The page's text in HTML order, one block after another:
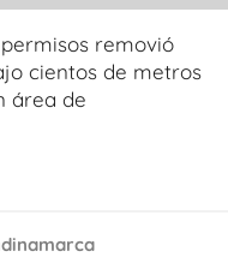
removió
cientos de metros
área de